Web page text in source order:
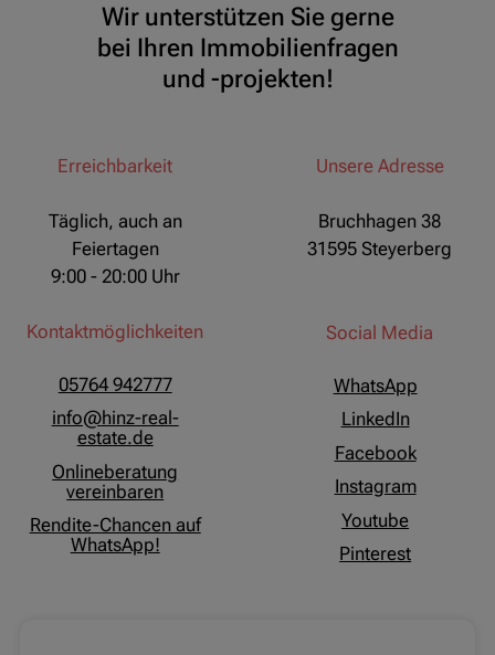
Wir unterstützen Sie gerne
bei Ihren Immobilienfragen
und -projekten!
Erreichbarkeit
Täglich, auch an
Feiertagen
9:00 - 20:00 Uhr
Kontaktmöglichkeiten
05764 942777
info@hinz-real-
estate.de
Onlineberatung
vereinbaren
Rendite-Chancen auf
WhatsApp!
Unsere Adresse
Bruchhagen 38
31595 Steyerberg
Social Media
WhatsApp
LinkedIn
Facebook
Instagram
Youtube
Pinterest